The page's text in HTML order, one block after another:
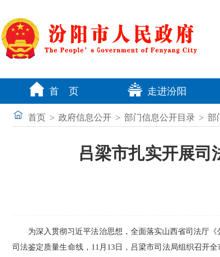
首 页 走进汾阳
首页 > 政府信息公开 > 部门信息公开目录 > 部
吕梁市扎实开展司
为深入贯彻习近平法治思想，全面落实山西省司法厅
司法鉴定质量生命线，11月13日，吕梁市司法局组织召开